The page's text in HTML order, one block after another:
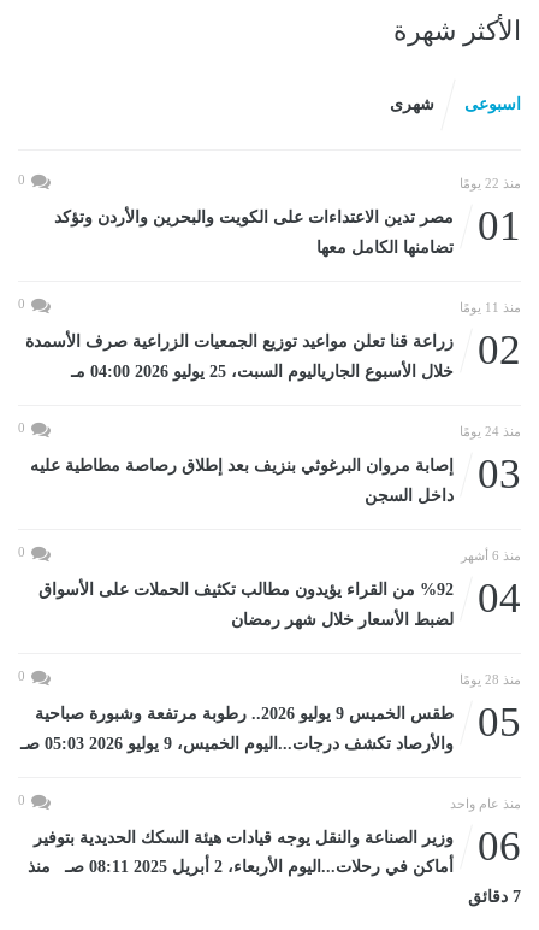
الأكثر شهرة
اسبوعى شهرى
منذ 22 يومًا 0
01
مصر تدين الاعتداءات على الكويت والبحرين والأردن وتؤكد
تضامنها الكامل معها
منذ 11 يومًا 0
02
زراعة قنا تعلن مواعيد توزيع الجمعيات الزراعية صرف الأسمدة
خلال الأسبوع الجارياليوم السبت، 25 يوليو 2026 04:00 مـ
منذ 24 يومًا 0
03
إصابة مروان البرغوثي بنزيف بعد إطلاق رصاصة مطاطية عليه
داخل السجن
منذ 6 أشهر 0
04
%92 من القراء يؤيدون مطالب تكثيف الحملات على الأسواق
لضبط الأسعار خلال شهر رمضان
منذ 28 يومًا 0
05
طقس الخميس 9 يوليو 2026.. رطوبة مرتفعة وشبورة صباحية
والأرصاد تكشف درجات...اليوم الخميس، 9 يوليو 2026 05:03 صـ
منذ عام واحد 0
06
وزير الصناعة والنقل يوجه قيادات هيئة السكك الحديدية بتوفير
أماكن في رحلات...اليوم الأربعاء، 2 أبريل 2025 08:11 صـ منذ
7 دقائق